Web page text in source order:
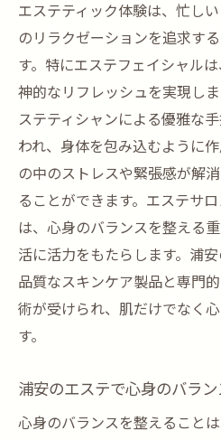
エステティック体験は、忙し
のリラクゼーションを追求す
す。特にエステフェイシャル
神的なリフレッシュを実現し
ステティシャンによる優雅な
われ、身体を包み込むように
の中のストレスや緊張感が解
ることができます。エステサ
は、心身のバランスを整える
活に活力をもたらします。浦
品質なスキンケア製品と専門
術が受けられ、肌だけでなく
す。
浦安のエステで心身のバラン
心身のバランスを整えること